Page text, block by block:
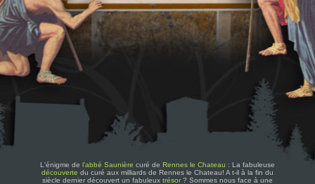
L'énigme de l'abbé Saunière curé de Rennes le Chateau : La fabuleuse
découverte du curé aux milliards de Rennes le Chateau! A t-il à la fin du
siècle dernier découvert un fabuleux trésor? Sommes nous face à une